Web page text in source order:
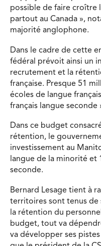
possible de faire croître
partout au Canada »,
majorité anglophone.
Dans le cadre de cette
fédéral prévoit ainsi un
recrutement et la
française. Presque 51
écoles de langue
français langue seconde
Dans ce budget
rétention, le
investissement au
langue de la minorité et
seconde.
Bernard Lesage tient à
territoires sont tenus de
la rétention du
budget, tout va
va développer ses